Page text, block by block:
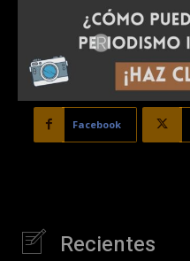
Facebook
Recientes